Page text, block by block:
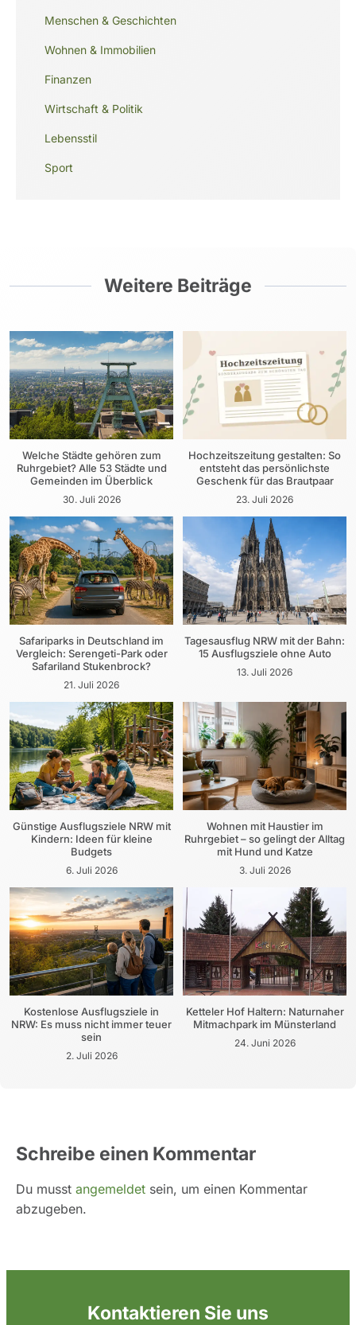
Menschen & Geschichten
Wohnen & Immobilien
Finanzen
Wirtschaft & Politik
Lebensstil
Sport
Weitere Beiträge
Welche Städte gehören zum
Ruhrgebiet? Alle 53 Städte und
Gemeinden im Überblick
30. Juli 2026
Hochzeitszeitung gestalten: So
entsteht das persönlichste
Geschenk für das Brautpaar
23. Juli 2026
Safariparks in Deutschland im
Vergleich: Serengeti-Park oder
Safariland Stukenbrock?
21. Juli 2026
Tagesausflug NRW mit der Bahn:
15 Ausflugsziele ohne Auto
13. Juli 2026
Günstige Ausflugsziele NRW mit
Kindern: Ideen für kleine
Budgets
6. Juli 2026
Wohnen mit Haustier im
Ruhrgebiet – so gelingt der Alltag
mit Hund und Katze
3. Juli 2026
Kostenlose Ausflugsziele in
NRW: Es muss nicht immer teuer
sein
2. Juli 2026
Ketteler Hof Haltern: Naturnaher
Mitmachpark im Münsterland
24. Juni 2026
Schreibe einen Kommentar
Du musst angemeldet sein, um einen Kommentar
abzugeben.
Kontaktieren Sie uns